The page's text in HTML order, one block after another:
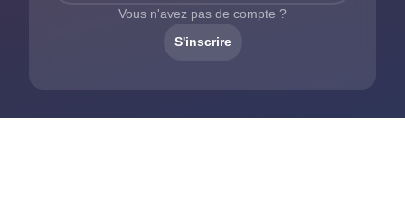
Vous n'avez pas de compte ?
S'inscrire